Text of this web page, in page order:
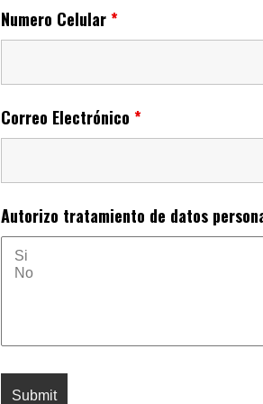
Numero Celular*
Correo Electrónico *
Autorizo tratamiento de datos